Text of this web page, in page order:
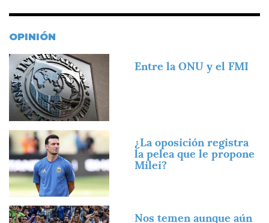
OPINIÓN
Imagen Entre la ONU y el FMI
Imagen
¿La oposición registra
la pelea que le propone
Milei?
Imagen
Nos temen aunque aún